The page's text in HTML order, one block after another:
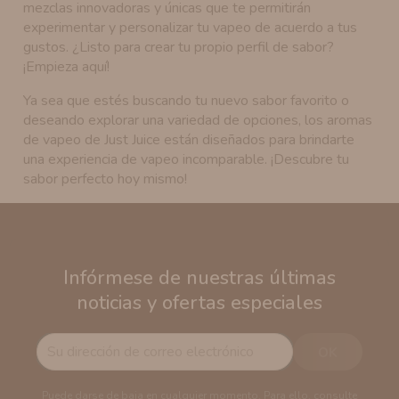
mezclas innovadoras y únicas que te permitirán
experimentar y personalizar tu vapeo de acuerdo a tus
gustos. ¿Listo para crear tu propio perfil de sabor?
¡Empieza aquí!
Ya sea que estés buscando tu nuevo sabor favorito o
deseando explorar una variedad de opciones, los aromas
de vapeo de Just Juice están diseñados para brindarte
una experiencia de vapeo incomparable. ¡Descubre tu
sabor perfecto hoy mismo!
Infórmese de nuestras últimas
noticias y ofertas especiales